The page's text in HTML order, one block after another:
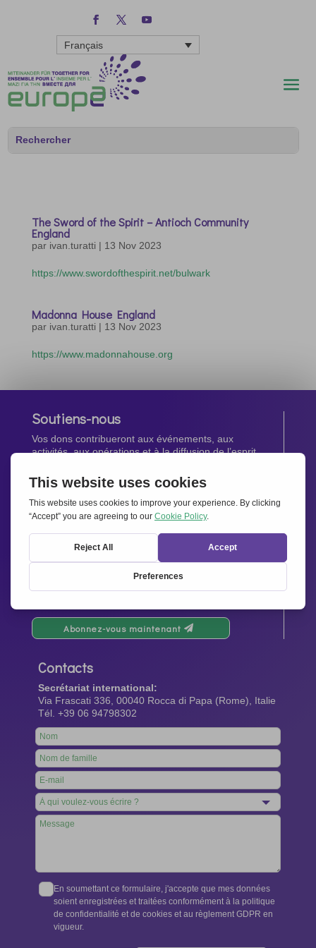
Français
The Sword of the Spirit – Antioch Community
England
par ivan.turatti | 13 Nov 2023
https://www.swordofthespirit.net/bulwark
Madonna House England
par ivan.turatti | 13 Nov 2023
https://www.madonnahouse.org
Soutiens-nous
Vos dons contribueront aux événements, aux
activités, aux opérations et à la diffusion de l’esprit
Faites un don maintenant
Newsletter
Restez au courant de toutes les dernières nouvelles
de notre réseau.
Abonnez-vous maintenant
Contacts
Secrétariat international:
Via Frascati 336, 00040 Rocca di Papa (Rome), Italie
Tél. +39 06 94798302
Leave
this
field
blank
En soumettant ce formulaire, j'accepte que mes données
soient enregistrées et traitées conformément à la politique
de confidentialité et de cookies et au règlement GDPR en
vigueur.